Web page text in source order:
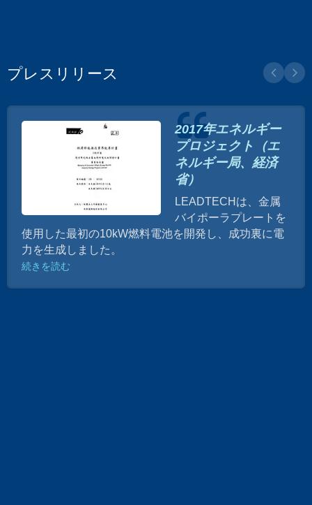
プレスリリース
2017年エネルギー
プロジェクト（エ
ネルギー局、経済
省）
LEADTECHは、金属
バイポーラプレートを
使用した最初の10kW燃料電池を開発し、成功裏に電
力を生成しました。
続きを読む